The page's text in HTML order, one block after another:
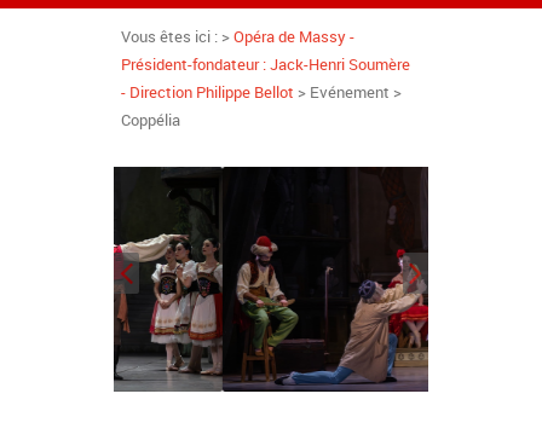
Vous êtes ici : >Opéra de Massy -
Président-fondateur : Jack-Henri Soumère
- Direction Philippe Bellot > Evénement >
Coppélia